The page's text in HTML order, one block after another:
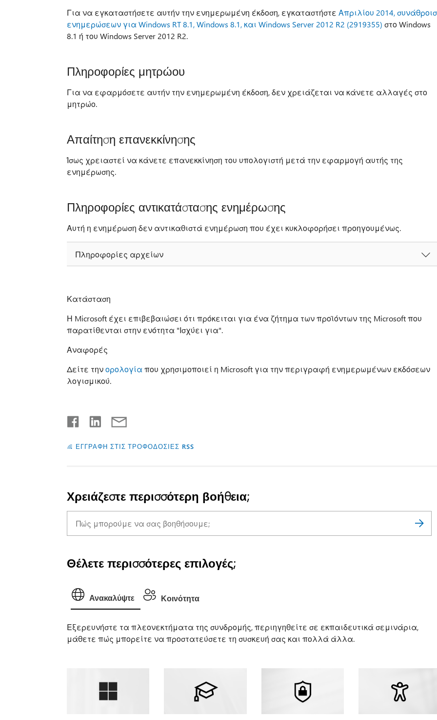
Για να εγκαταστήσετε αυτήν την ενημερωμένη έκδοση, εγκαταστήστε Απριλίου 2014,
ενημερώσεων για Windows RT 8.1, Windows 8.1, και Windows Server 2012 R2 (2919355) στο Windows
8.1 ή του Windows Server 2012 R2.
Πληροφορίες μητρώου
Για να εφαρμόσετε αυτήν την ενημερωμένη έκδοση, δεν χρειάζεται να κάνετε αλλαγές στο
μητρώο.
Απαίτηση επανεκκίνησης
Ίσως χρειαστεί να κάνετε επανεκκίνηση του υπολογιστή μετά την εφαρμογή αυτής της
ενημέρωσης.
Πληροφορίες αντικατάστασης ενημέρωσης
Αυτή η ενημέρωση δεν αντικαθιστά ενημέρωση που έχει κυκλοφορήσει προηγουμένως.
Πληροφορίες αρχείων
Κατάσταση
Η Microsoft έχει επιβεβαιώσει ότι πρόκειται για ένα ζήτημα των προϊόντων της Microsoft που
παρατίθενται στην ενότητα "Ισχύει για".
Αναφορές
Δείτε τηνορολογία που χρησιμοποιεί η Microsoft για την περιγραφή ενημερωμένων εκδόσεων
λογισμικού.
ΕΓΓΡΑΦΗ ΣΤΙΣ ΤΡΟΦΟΔΟΣΙΕΣ RSS
Χρειάζεστε περισσότερη βοήθεια;
Θέλετε περισσότερες επιλογές;
Ανακαλύψτε Κοινότητα
Εξερευνήστε τα πλεονεκτήματα της συνδρομής, περιηγηθείτε σε εκπαιδευτικά σεμινάρια,
μάθετε πώς μπορείτε να προστατεύσετε τη συσκευή σας και πολλά άλλα.